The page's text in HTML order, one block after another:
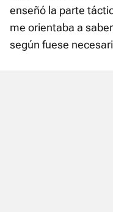
enseñó la parte
me orientaba a
según fuese